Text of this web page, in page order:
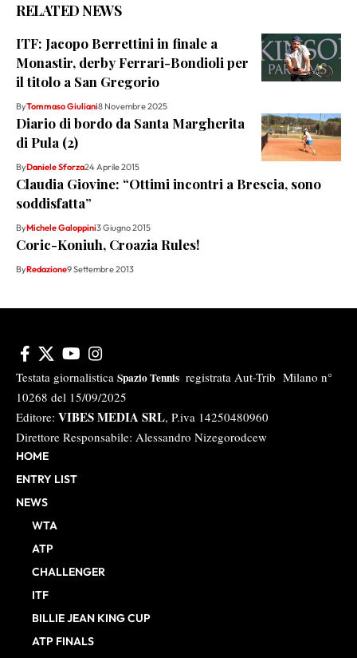
RELATED NEWS
ITF: Jacopo Berrettini in finale a
Monastir, derby Ferrari-Bondioli per
il titolo a San Gregorio
ByTommaso Giuliani8 Novembre 2025
Diario di bordo da Santa Margherita
di Pula (2)
ByDaniele Sforza24 Aprile 2015
Claudia Giovine: “Ottimi incontri a Brescia, sono
soddisfatta”
ByMichele Galoppini3 Giugno 2015
Coric-Koniuh, Croazia Rules!
ByRedazione9 Settembre 2013
Testata giornalistica Spazio Tennis registrata Aut-Trib Milano n°
10268 del 15/09/2025
Editore: VIBES MEDIA SRL, P.iva 14250480960
Direttore Responsabile: Alessandro Nizegorodcew
HOME
ENTRY LIST
NEWS
WTA
ATP
CHALLENGER
ITF
BILLIE JEAN KING CUP
ATP FINALS